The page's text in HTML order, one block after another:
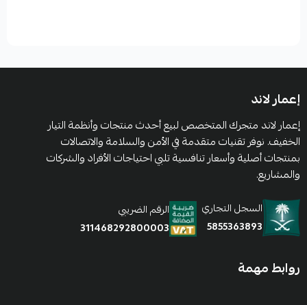
إعمار لاند
إعمار لاند متجرك المتخصص لبيع أحدث منتجات وأنظمة التيار
الخفيف. نوفر تقنيات متقدمة في الأمن والسلامة والاتصالات
بمنتجات أصلية وأسعار تنافسية تلبي احتياجات الأفراد والشركات
والمشاريع.
السجل التجاري
5855363893
الرقم الضريبي
311468292800003
روابط مهمة